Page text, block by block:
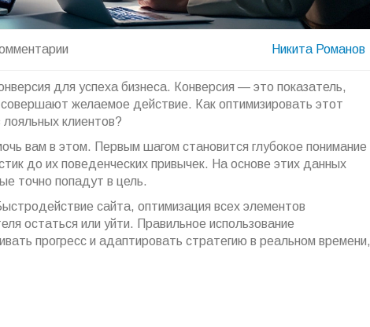
Никита Романов
для успеха бизнеса. Конверсия — это показатель,
желаемое действие. Как оптимизировать этот
лояльных клиентов?
вам в этом. Первым шагом становится глубокое понимание
до их поведенческих привычек. На основе этих данных
точно попадут в цель.
сайта, оптимизация всех элементов
остаться или уйти. Правильное использование
прогресс и адаптировать стратегию в реальном времени,